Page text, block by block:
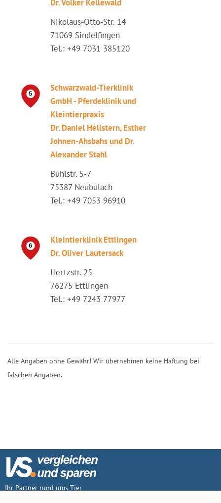
Dr. Volker Kellewald
Nikolaus-Otto-Str. 14
71069 Sindelfingen
Tel.: +49 7031 385120
Schwarzwald-Tierklinik
GmbH - Pferdeklinik und
Kleintierpraxis
Dr. Daniel Hellstern, Esther
Johnen-Ahsbahs und Dr.
Alexander Stahl
Bühlstr. 5-7
75387 Neubulach
Tel.: +49 7053 96910
Kleintierklinik Ettlingen
Dr. Oliver Lautersack
Hertzstr. 25
76275 Ettlingen
Tel.: +49 7243 77977
Alle Angaben ohne Gewähr! Wir übernehmen keine Haftung bei
falschen Angaben.
Ihr Partner rund ums Tier